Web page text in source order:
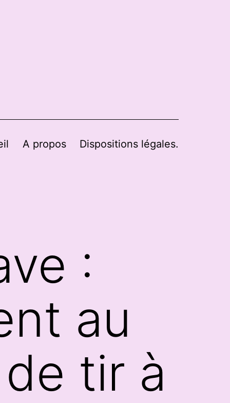
A propos Dispositions légales.
:
au
tir à